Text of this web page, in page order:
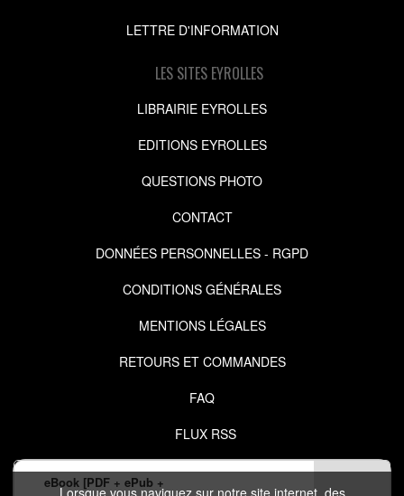
eBook [PDF + ePub +
LETTRE D'INFORMATION
LES SITES EYROLLES
LIBRAIRIE EYROLLES
EDITIONS EYROLLES
QUESTIONS PHOTO
CONTACT
DONNÉES PERSONNELLES - RGPD
CONDITIONS GÉNÉRALES
MENTIONS LÉGALES
RETOURS ET COMMANDES
FAQ
FLUX RSS